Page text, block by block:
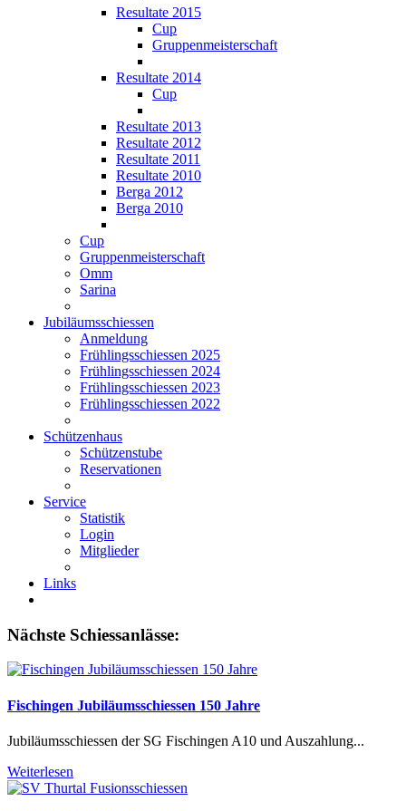
Resultate 2015
Cup
Gruppenmeisterschaft
Resultate 2014
Cup
Resultate 2013
Resultate 2012
Resultate 2011
Resultate 2010
Berga 2012
Berga 2010
Cup
Gruppenmeisterschaft
Omm
Sarina
Jubiläumsschiessen
Anmeldung
Frühlingsschiessen 2025
Frühlingsschiessen 2024
Frühlingsschiessen 2023
Frühlingsschiessen 2022
Schützenhaus
Schützenstube
Reservationen
Service
Statistik
Login
Mitglieder
Links
Nächste Schiessanlässe:
Fischingen Jubiläumsschiessen 150 Jahre
Jubiläumsschiessen der SG Fischingen A10 und Auszahlung...
Weiterlesen